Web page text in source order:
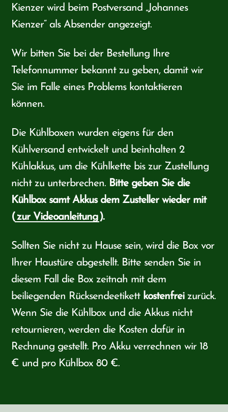
Kienzer wird beim Postversand „Johannes
Kienzer“ als Absender angezeigt.
Wir bitten Sie bei der Bestellung Ihre
Telefonnummer bekannt zu geben, damit wir
Sie im Falle eines Problems kontaktieren
können.
Die Kühlboxen wurden eigens für den
Kühlversand entwickelt und beinhalten 2
Kühlakkus, um die Kühlkette bis zur Zustellung
nicht zu unterbrechen. Bitte geben Sie die
Kühlbox samt Akkus dem Zusteller wieder mit
(zur Videoanleitung ).
Sollten Sie nicht zu Hause sein, wird die Box vor
Ihrer Haustüre abgestellt. Bitte senden Sie in
diesem Fall die Box zeitnah mit dem
beiliegenden Rücksendeetikett kostenfreizurück.
Wenn Sie die Kühlbox und die Akkus nicht
retournieren, werden die Kosten dafür in
Rechnung gestellt. Pro Akku verrechnen wir 18
€ und pro Kühlbox 80 €.